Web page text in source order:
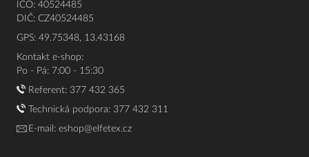
IČO: 40524485
DIČ: CZ40524485
GPS: 49.75348, 13.43168
Kontakt e-shop:
Po - Pá: 7:00 - 15:30
Referent: 377 432 365
Technická podpora: 377 432 311
E-mail: eshop@elfetex.cz